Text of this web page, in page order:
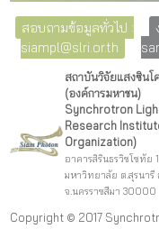
สอบถามข้อมูลทั่วไป :
siampl@slri.or.th
สถาบันวิจัยแสงซินโ
(องค์การมหาชน)
Synchrotron
Research
Organization)
อาคารสิรินธรวิชโชทัย
มหาวิทยาลัย ต.สุรนารี
จ.นครราชสีมา 30000
Copyright © 2017